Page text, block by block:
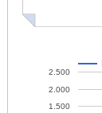
1.500
2.000
2.500